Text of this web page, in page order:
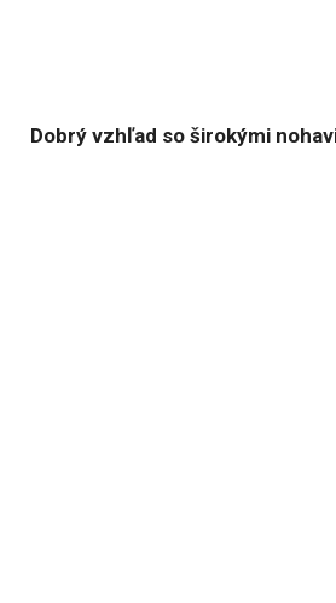
Dobrý vzhľad so širokými